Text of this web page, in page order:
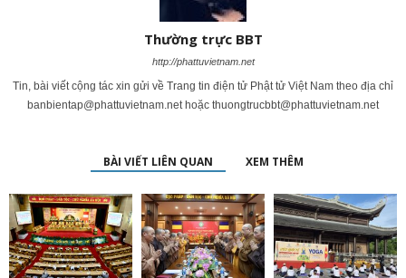
Thường trực BBT
http://phattuvietnam.net
Tin, bài viết cộng tác xin gửi về Trang tin điện tử Phật tử Việt Nam theo địa chỉ
banbientap@phattuvietnam.nethoặc thuongtrucbbt@phattuvietnam.net
BÀI VIẾT LIÊN QUAN XEM THÊM